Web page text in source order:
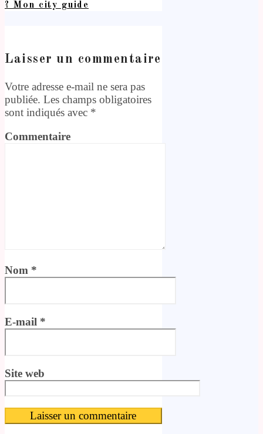
? Mon city guide
Laisser un commentaire
Votre adresse e-mail ne sera pas
publiée. Les champs obligatoires
sont indiqués avec *
Commentaire
Nom *
E-mail *
Site web